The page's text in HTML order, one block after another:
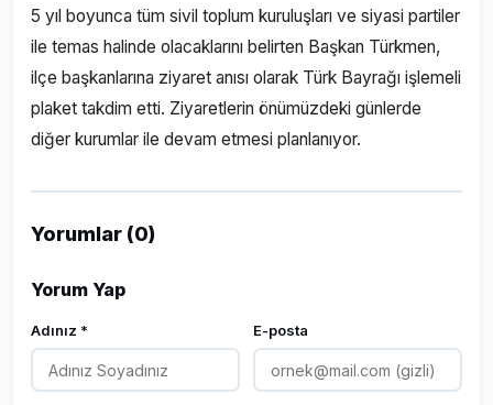
5 yıl boyunca tüm sivil toplum kuruluşları ve siyasi partiler
ile temas halinde olacaklarını belirten Başkan Türkmen,
ilçe başkanlarına ziyaret anısı olarak Türk Bayrağı işlemeli
plaket takdim etti. Ziyaretlerin önümüzdeki günlerde
diğer kurumlar ile devam etmesi planlanıyor.
Yorumlar (0)
Yorum Yap
Adınız * E-posta